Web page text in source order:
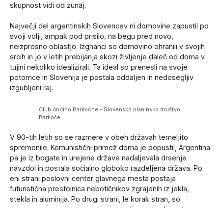
skupnost vidi od zunaj.
Največji del argentinskih Slovencev ni domovine zapustil po
svoji volji, ampak pod prisilo, na begu pred novo,
neizprosno oblastjo. Izgnanci so domovino ohranili v svojih
srcih in jo v letih prebijanja skozi življenje daleč od doma v
tujini nekoliko idealizirali. Ta ideal so prenesli na svoje
potomce in Slovenija je postala oddaljen in nedosegljiv
izgubljeni raj.
Club Andino Bariloche – Slovensko planinsko društvo
Bariloče
V 90-tih letih so se razmere v obeh državah temeljito
spremenile. Komunistični primež doma je popustil, Argentina
pa je iz bogate in urejene države nadaljevala drsenje
navzdol in postala socialno globoko razdeljena država. Po
eni strani poslovni center glavnega mesta postaja
futuristična prestolnica nebotičnikov zgrajenih iz jekla,
stekla in aluminija. Po drugi strani, le korak stran, so